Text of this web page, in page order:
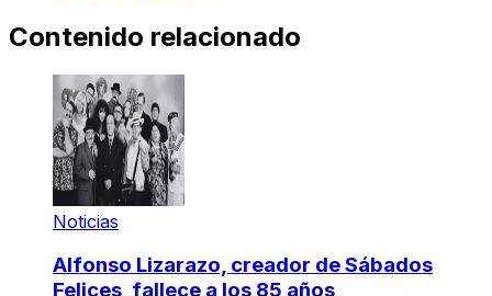
Contenido relacionado
Noticias
Alfonso Lizarazo, creador de Sábados
Felices, fallece a los 85 años